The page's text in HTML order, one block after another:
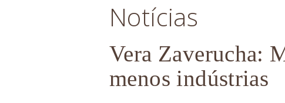
Notícias
Vera Zaverucha:
menos indústrias